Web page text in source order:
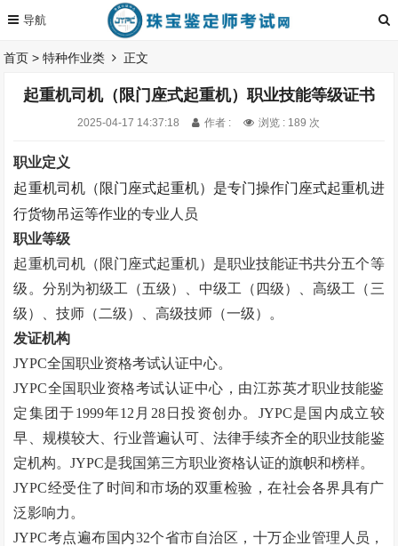
首页 >特种作业类 正文
起重机司机（限门座式起重机）职业技能等级证书
2025-04-17 14:37:18 作者 : 浏览 : 189 次
职业定义
起重机司机（限门座式起重机）是专门操作门座式起重机进
行货物吊运等作业的专业人员
职业等级
起重机司机（限门座式起重机）是职业技能证书共分五个等
级。 分别为初级工（五级）、中级工（四级）、高级工（三
级）、技师（二级）、高级技师（一级）。
发证机构
JYPC全国职业资格考试认证中心。
JYPC全国职业资格考试认证中心，由江苏英才职业技能鉴
定集团于1999年12月28日投资创办。JYPC是国内成立较
早、规模较大、行业普遍认可、法律手续齐全的职业技能鉴
定机构。JYPC是我国第三方职业资格认证的旗帜和榜样。
JYPC经受住了时间和市场的双重检验，在社会各界具有广
泛影响力。
JYPC考点遍布国内32个省市自治区，十万企业管理人员，